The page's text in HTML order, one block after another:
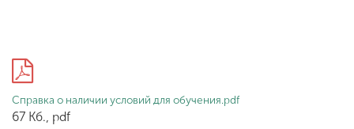
Обучение
Справка о наличии условий для обучения.pdf
67 Кб., pdf